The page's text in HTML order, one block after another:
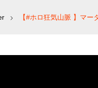
【#ホロ狂気山脈 】マ